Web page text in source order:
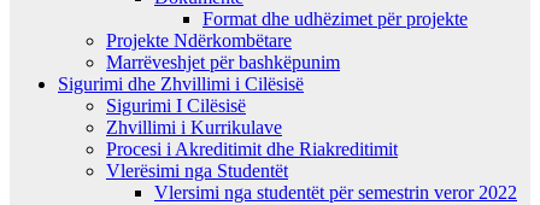
Format dhe udhëzimet për projekte
Projekte Ndërkombëtare
Marrëveshjet për bashkëpunim
Sigurimi dhe Zhvillimi i Cilësisë
Sigurimi I Cilësisë
Zhvillimi i Kurrikulave
Procesi i Akreditimit dhe Riakreditimit
Vlerësimi nga Studentët
Vlersimi nga studentët për semestrin veror 2022